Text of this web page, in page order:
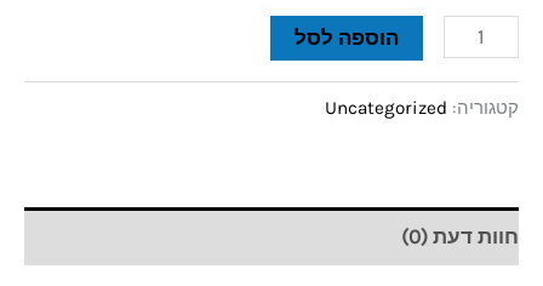
הוספה לסל
קטגוריה: Uncategorized
חוות דעת (0)